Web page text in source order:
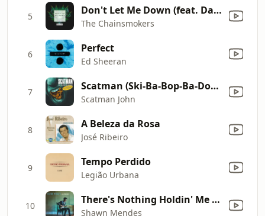
5 Don't Let Me Down (feat. Daya) [Ricky Remedy Remix]
The Chainsmokers
6 Perfect
Ed Sheeran
7 Scatman (Ski-Ba-Bop-Ba-Dop-Bop) [Extended Radio Version]
Scatman John
8 A Beleza da Rosa
José Ribeiro
9 Tempo Perdido
Legião Urbana
10 There's Nothing Holdin' Me Back
Shawn Mendes